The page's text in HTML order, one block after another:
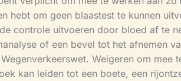
hebt om geen blaastest te kunnen
controle uitvoeren door bloed af te
of een bevel tot het afnemen
Weigeren om mee
kan leiden tot een boete, een